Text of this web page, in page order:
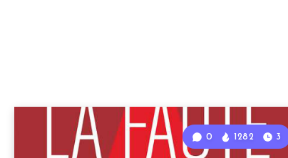
0 1282 3